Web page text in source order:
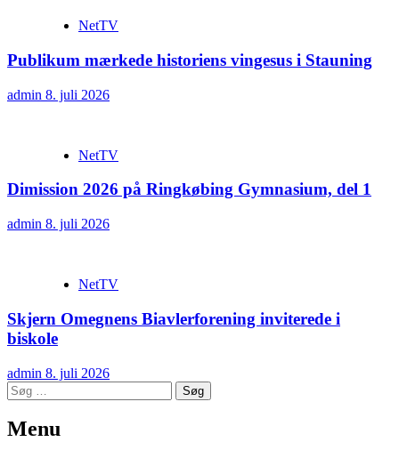
NetTV
Publikum mærkede historiens vingesus i Stauning
admin 8. juli 2026
NetTV
Dimission 2026 på Ringkøbing Gymnasium, del 1
admin 8. juli 2026
NetTV
Skjern Omegnens Biavlerforening inviterede i
biskole
admin 8. juli 2026
Søg
efter:
Menu